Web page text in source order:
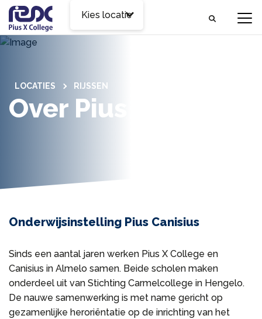
Kies locatie
LOCATIES RIJSSEN
Over Pius Canisius
Onderwijsinstelling Pius Canisius
Sinds een aantal jaren werken Pius X College en
Canisius in Almelo samen. Beide scholen maken
onderdeel uit van Stichting Carmelcollege in Hengelo.
De nauwe samenwerking is met name gericht op
gezamenlijke heroriëntatie op de inrichting van het